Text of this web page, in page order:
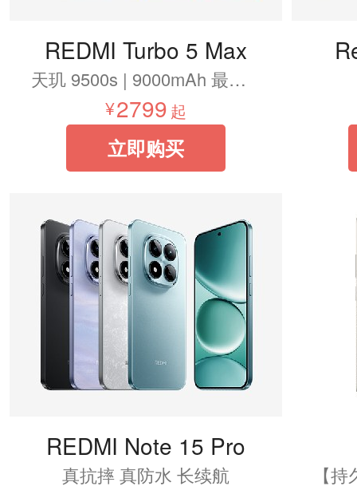
REDMI Turbo 5 Max
天玑 9500s | 9000mAh 最大小米电池 | 1.5K 超级阳光屏
2799 起
立即购买
REDMI Note 15 Pro
真抗摔 真防水 长续航